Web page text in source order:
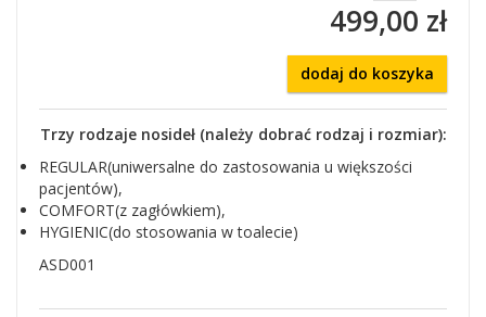
499,00 zł
dodaj do koszyka
Trzy rodzaje nosideł (należy dobrać rodzaj i rozmiar):
REGULAR(uniwersalne do zastosowania u większości
pacjentów),
COMFORT(z zagłówkiem),
HYGIENIC(do stosowania w toalecie)
ASD001